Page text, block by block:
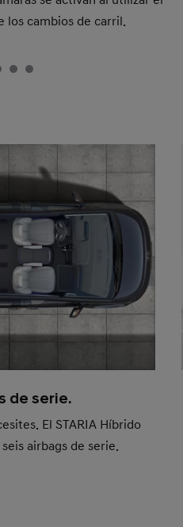
cambios de carril.
de serie.
El STARIA Híbrido
airbags de serie.